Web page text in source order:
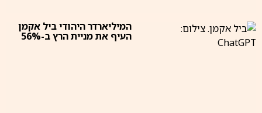
המיליארדר היהודי ביל אקמן
העיף את מניית הרץ ב-56%